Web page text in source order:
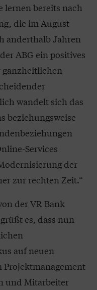
lernen bereits nach
die im August
anderthalb Jahren
ABG ein positives
ganzheitlichen
wandelt sich das
beziehungsweise
Services
der
zur rechten Zeit.“
der VR Bank
es, dass nun
auf neuen
Projektmanagement
und Mitarbeiter